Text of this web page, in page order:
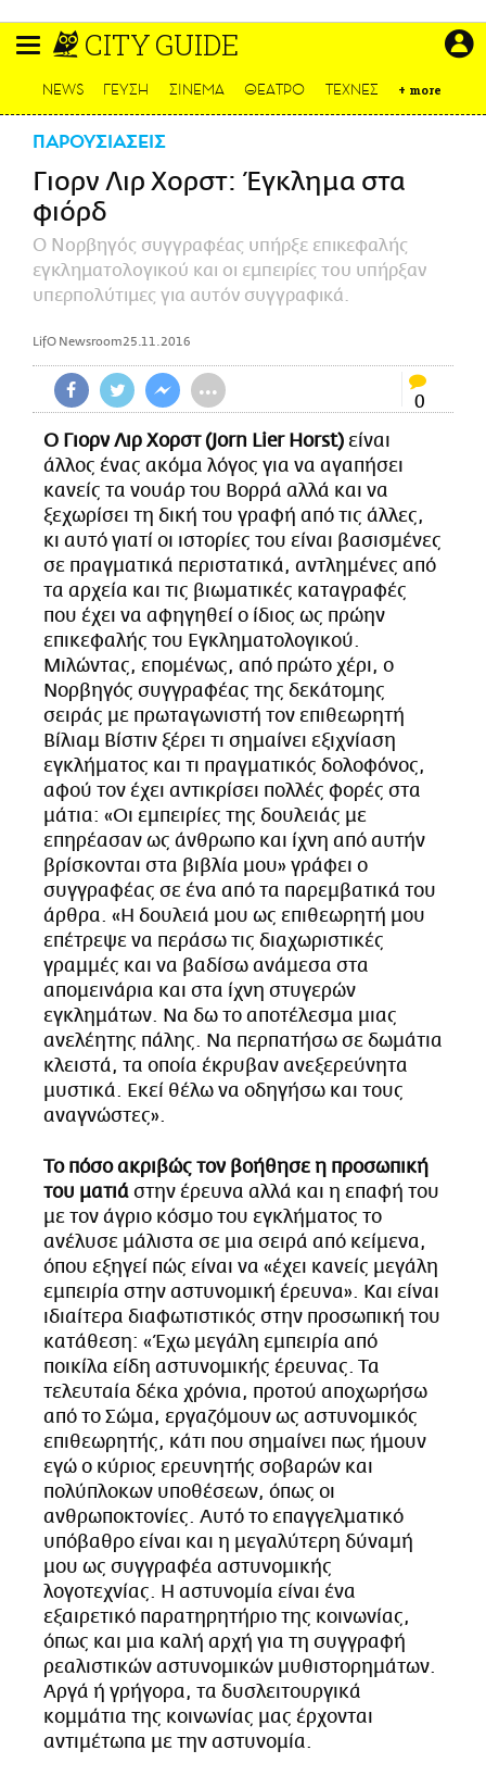
περιεχόμενο
CITY GUIDE
LIFO SHOP
NEWSLETTER
ΜΙΚΡΟΠΡΑΓΜΑΤΑ
THE GOOD LIFO
LIFOLAND
CITY GUIDE
ΑΜΠΑ
PRINT
ΕΙΔΗΣΕΙΣ
CULTURE
ΑΠΟΨΕΙΣ
ΤΡΟΠΟΣ ΖΩΗΣ
PODCASTS
Plus
NEWS ΓΕΥΣΗ ΣΙΝΕΜΑ ΘΕΑΤΡΟ ΤΕΧΝΕΣ + more
ΠΑΡΟΥΣΙΑΣΕΙΣ
Γιορν Λιρ Χορστ: Έγκλημα στα
φιόρδ
Ο Νορβηγός συγγραφέας υπήρξε επικεφαλής
εγκληματολογικού και οι εμπειρίες του υπήρξαν
υπερπολύτιμες για αυτόν συγγραφικά.
LifO Newsroom25.11.2016
•••
0
Ο Γιορν Λιρ Χορστ (Jorn Lier Horst) είναι
άλλος ένας ακόμα λόγος για να αγαπήσει
κανείς τα νουάρ του Βορρά αλλά και να
ξεχωρίσει τη δική του γραφή από τις άλλες,
κι αυτό γιατί οι ιστορίες του είναι βασισμένες
σε πραγματικά περιστατικά, αντλημένες από
τα αρχεία και τις βιωματικές καταγραφές
που έχει να αφηγηθεί ο ίδιος ως πρώην
επικεφαλής του Εγκληματολογικού.
Μιλώντας, επομένως, από πρώτο χέρι, ο
Νορβηγός συγγραφέας της δεκάτομης
σειράς με πρωταγωνιστή τον επιθεωρητή
Βίλιαμ Βίστιν ξέρει τι σημαίνει εξιχνίαση
εγκλήματος και τι πραγματικός δολοφόνος,
αφού τον έχει αντικρίσει πολλές φορές στα
μάτια: «Οι εμπειρίες της δουλειάς με
επηρέασαν ως άνθρωπο και ίχνη από αυτήν
βρίσκονται στα βιβλία μου» γράφει ο
συγγραφέας σε ένα από τα παρεμβατικά του
άρθρα. «Η δουλειά μου ως επιθεωρητή μου
επέτρεψε να περάσω τις διαχωριστικές
γραμμές και να βαδίσω ανάμεσα στα
απομεινάρια και στα ίχνη στυγερών
εγκλημάτων. Να δω το αποτέλεσμα μιας
ανελέητης πάλης. Να περπατήσω σε δωμάτια
κλειστά, τα οποία έκρυβαν ανεξερεύνητα
μυστικά. Εκεί θέλω να οδηγήσω και τους
αναγνώστες».
Το πόσο ακριβώς τον βοήθησε η προσωπική
του ματιά στην έρευνα αλλά και η επαφή του
με τον άγριο κόσμο του εγκλήματος το
ανέλυσε μάλιστα σε μια σειρά από κείμενα,
όπου εξηγεί πώς είναι να «έχει κανείς μεγάλη
εμπειρία στην αστυνομική έρευνα». Και είναι
ιδιαίτερα διαφωτιστικός στην προσωπική του
κατάθεση: «Έχω μεγάλη εμπειρία από
ποικίλα είδη αστυνομικής έρευνας. Τα
τελευταία δέκα χρόνια, προτού αποχωρήσω
από το Σώμα, εργαζόμουν ως αστυνομικός
επιθεωρητής, κάτι που σημαίνει πως ήμουν
εγώ ο κύριος ερευνητής σοβαρών και
πολύπλοκων υποθέσεων, όπως οι
ανθρωποκτονίες. Αυτό το επαγγελματικό
υπόβαθρο είναι και η μεγαλύτερη δύναμή
μου ως συγγραφέα αστυνομικής
λογοτεχνίας. Η αστυνομία είναι ένα
εξαιρετικό παρατηρητήριο της κοινωνίας,
όπως και μια καλή αρχή για τη συγγραφή
ρεαλιστικών αστυνομικών μυθιστορημάτων.
Αργά ή γρήγορα, τα δυσλειτουργικά
κομμάτια της κοινωνίας μας έρχονται
αντιμέτωπα με την αστυνομία.